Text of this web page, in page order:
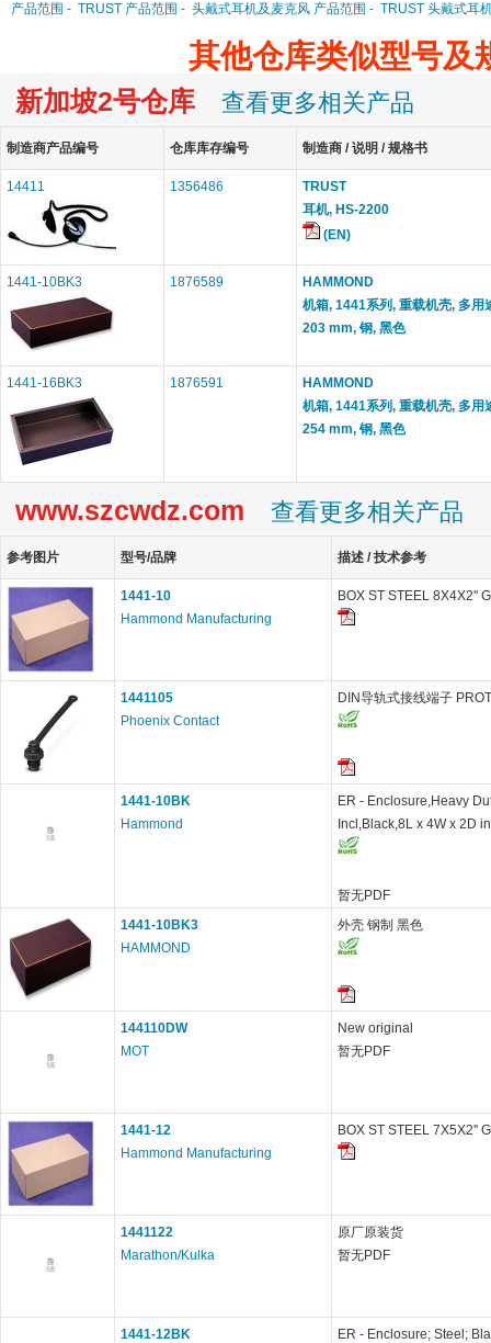
产品范围 - TRUST 产品范围 - 头戴式耳机及麦克风 产品范围 - TRUST 头戴式耳
其他仓库类似型号及
新加坡2号仓库 查看更多相关产品
制造商产品编号 仓库库存编号 制造商 / 说明 / 规格书
14411 1356486
TRUST
耳机, HS-2200
(EN)
1441-10BK3 1876589
HAMMOND
机箱, 1441系列, 重载机壳, 多
203 mm, 钢, 黑色
1441-16BK3 1876591
HAMMOND
机箱, 1441系列, 重载机壳, 多
254 mm, 钢, 黑色
www.szcwdz.com 查看更多相关产品
参考图片 型号/品牌 描述 / 技术参考
1441-10
Hammond Manufacturing
BOX ST STEEL 8X4X2''
1441105
Phoenix Contact
DIN导轨式接线端子
1441-10BK
Hammond
ER - Enclosure,Heavy
Incl,Black,8L x 4W x 2D in
暂无PDF
1441-10BK3
HAMMOND
外壳 钢制 黑色
144110DW
MOT
New original
暂无PDF
1441-12
Hammond Manufacturing
BOX ST STEEL 7X5X2''
1441122
Marathon/Kulka
原厂原装货
暂无PDF
1441-12BK
ER - Enclosure; Steel;